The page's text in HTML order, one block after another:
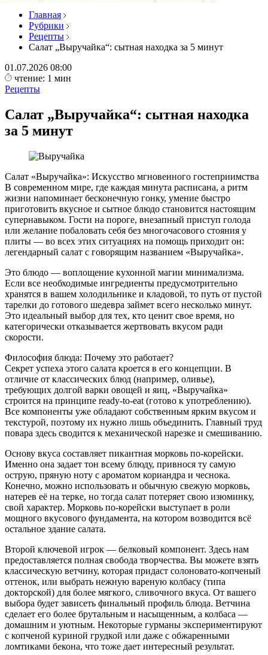
Главная
Рубрики
Рецепты
Салат „Выручайка“: сытная находка за 5 минут
01.07.2026 08:00
чтение: 1 мин
Рецепты
Салат „Выручайка“: сытная находка
за 5 минут
Салат «Выручайка»: Искусство мгновенного гостеприимства
В современном мире, где каждая минута расписана, а ритм
жизни напоминает бесконечную гонку, умение быстро
приготовить вкусное и сытное блюдо становится настоящим
супернавыком. Гости на пороге, внезапный приступ голода
или желание побаловать себя без многочасового стояния у
плиты — во всех этих ситуациях на помощь приходит он:
легендарный салат с говорящим названием «Выручайка».
Это блюдо — воплощение кухонной магии минимализма.
Если все необходимые ингредиенты предусмотрительно
хранятся в вашем холодильнике и кладовой, то путь от пустой
тарелки до готового шедевра займет всего несколько минут.
Это идеальный выбор для тех, кто ценит свое время, но
категорически отказывается жертвовать вкусом ради
скорости.
Философия блюда: Почему это работает?
Секрет успеха этого салата кроется в его концепции. В
отличие от классических блюд (например, оливье),
требующих долгой варки овощей и яиц, «Выручайка»
строится на принципе ready-to-eat (готово к употреблению).
Все компоненты уже обладают собственным ярким вкусом и
текстурой, поэтому их нужно лишь объединить. Главный труд
повара здесь сводится к механической нарезке и смешиванию.
Основу вкуса составляет пикантная морковь по-корейски.
Именно она задает тон всему блюду, привнося ту самую
острую, пряную ноту с ароматом кориандра и чеснока.
Конечно, можно использовать и обычную свежую морковь,
натерев её на терке, но тогда салат потеряет свою изюминку,
свой характер. Морковь по-корейски выступает в роли
мощного вкусового фундамента, на котором возводится всё
остальное здание салата.
Второй ключевой игрок — белковый компонент. Здесь нам
предоставляется полная свобода творчества. Вы можете взять
классическую ветчину, которая придаст солоновато-копченый
оттенок, или выбрать нежную вареную колбасу (типа
докторской) для более мягкого, сливочного вкуса. От вашего
выбора будет зависеть финальный профиль блюда. Ветчина
сделает его более брутальным и насыщенным, а колбаса —
домашним и уютным. Некоторые гурманы экспериментируют
с копченой куриной грудкой или даже с обжаренными
ломтиками бекона, что тоже дает интересный результат.